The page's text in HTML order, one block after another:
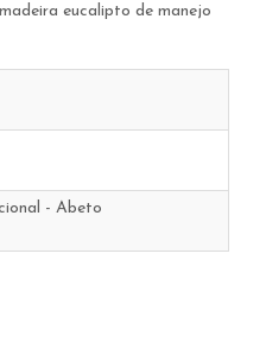
eucalipto de manejo
- Abeto